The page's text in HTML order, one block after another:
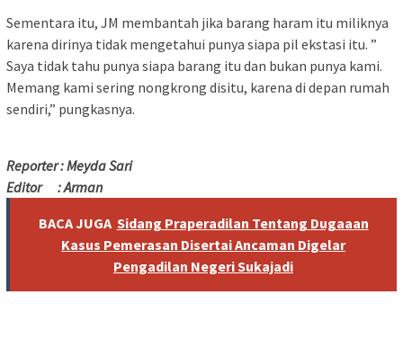
Sementara itu, JM membantah jika barang haram itu miliknya
karena dirinya tidak mengetahui punya siapa pil ekstasi itu. ”
Saya tidak tahu punya siapa barang itu dan bukan punya kami.
Memang kami sering nongkrong disitu, karena di depan rumah
sendiri,” pungkasnya.
Reporter : Meyda Sari
Editor : Arman
BACA JUGA Sidang Praperadilan Tentang Dugaaan
Kasus Pemerasan Disertai Ancaman Digelar
Pengadilan Negeri Sukajadi